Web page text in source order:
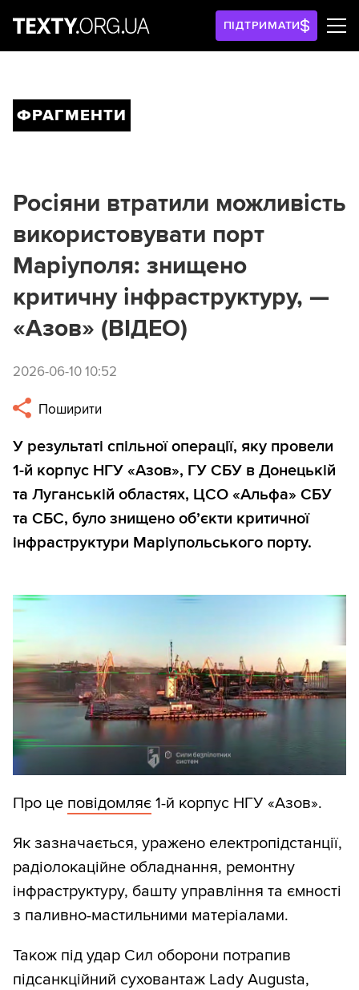
ПІДТРИМАТИ
ФРАГМЕНТИ
Росіяни втратили можливість
використовувати порт
Маріуполя: знищено
критичну інфраструктуру, —
«Азов» (ВІДЕО)
2026-06-10 10:52
Поширити
У результаті спільної операції, яку провели
1-й корпус НГУ «Азов», ГУ СБУ в Донецькій
та Луганській областях, ЦСО «Альфа» СБУ
та СБС, було знищено об’єкти критичної
інфраструктури Маріупольського порту.
Про це повідомляє 1-й корпус НГУ «Азов».
Як зазначається, уражено електропідстанції,
радіолокаційне обладнання, ремонтну
інфраструктуру, башту управління та ємності
з паливно-мастильними матеріалами.
Також під удар Сил оборони потрапив
підсанкційний суховантаж Lady Augusta,